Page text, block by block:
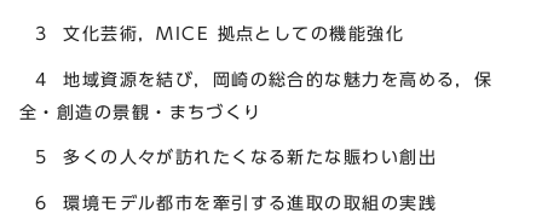
3 文化芸術，MICE 拠点としての機能強化
4 地域資源を結び，岡崎の総合的な魅力を高める，保
全・創造の景観・まちづくり
5 多くの人々が訪れたくなる新たな賑わい創出
6 環境モデル都市を牽引する進取の取組の実践